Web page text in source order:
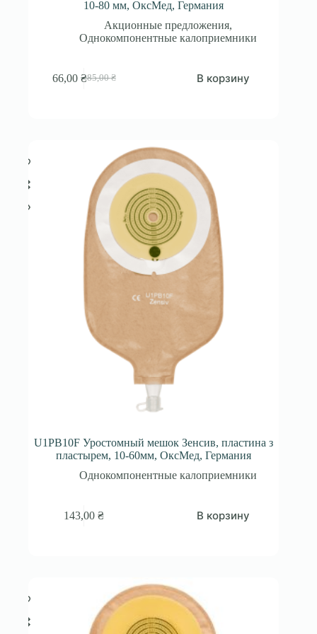
10-80 мм, ОксМед, Германия
Акционные предложения,
Однокомпонентные калоприемники
85,00₴
Первоначальная
66,00 ₴Текущая
В корзину
U1PB10F Уростомный мешок Зенсив, пластина з
пластырем, 10-60мм, ОксМед, Германия
Однокомпонентные калоприемники
143,00₴ В корзину